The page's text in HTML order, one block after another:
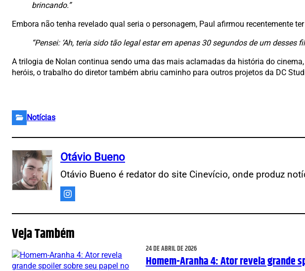
brincando.”
Embora não tenha revelado qual seria o personagem, Paul afirmou recentemente
“Pensei: ‘Ah, teria sido tão legal estar em apenas 30 segundos de um desses
A trilogia de Nolan continua sendo uma das mais aclamadas da história do
heróis, o trabalho do diretor também abriu caminho para outros projetos da DC
Notícias
Otávio Bueno
Otávio Bueno é redator do site Cinevício, onde produz
Veja Também
24 DE ABRIL DE 2026
Homem-Aranha 4: Ator revela grande